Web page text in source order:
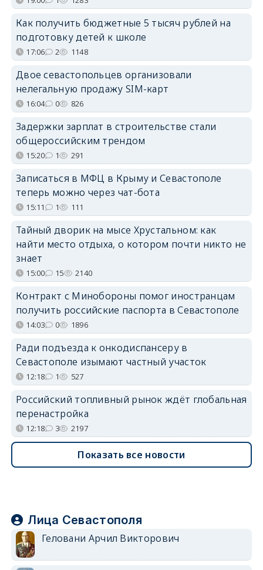
Как получить бюджетные 5 тысяч рублей на
подготовку детей к школе
17:06 2 1148
Двое севастопольцев организовали
нелегальную продажу SIM-карт
16:04 0 826
Задержки зарплат в строительстве стали
общероссийским трендом
15:20 1 291
Записаться в МФЦ в Крыму и Севастополе
теперь можно через чат-бота
15:11 1 111
Тайный дворик на мысе Хрустальном: как
найти место отдыха, о котором почти никто не
знает
15:00 15 2140
Контракт с Минобороны помог иностранцам
получить российские паспорта в Севастополе
14:03 0 1896
Ради подъезда к онкодиспансеру в
Севастополе изымают частный участок
12:18 1 527
Российский топливный рынок ждёт глобальная
перенастройка
12:18 3 2197
Показать все новости
Лица Севастополя
Геловани Арчил Викторович